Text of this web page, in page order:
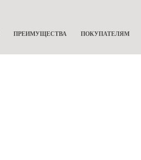
ПРЕИМУЩЕСТВА ПОКУПАТЕЛЯМ